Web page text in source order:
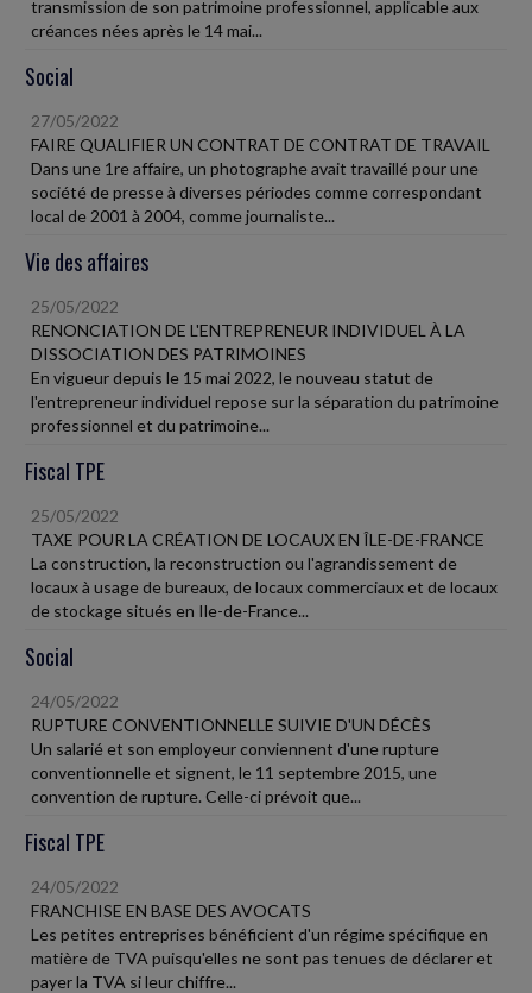
transmission de son patrimoine professionnel, applicable aux
créances nées après le 14 mai...
Social
27/05/2022
FAIRE QUALIFIER UN CONTRAT DE CONTRAT DE TRAVAIL
Dans une 1re affaire, un photographe avait travaillé pour une
société de presse à diverses périodes comme correspondant
local de 2001 à 2004, comme journaliste...
Vie des affaires
25/05/2022
RENONCIATION DE L'ENTREPRENEUR INDIVIDUEL À LA
DISSOCIATION DES PATRIMOINES
En vigueur depuis le 15 mai 2022, le nouveau statut de
l'entrepreneur individuel repose sur la séparation du patrimoine
professionnel et du patrimoine...
Fiscal TPE
25/05/2022
TAXE POUR LA CRÉATION DE LOCAUX EN ÎLE-DE-FRANCE
La construction, la reconstruction ou l'agrandissement de
locaux à usage de bureaux, de locaux commerciaux et de locaux
de stockage situés en Ile-de-France...
Social
24/05/2022
RUPTURE CONVENTIONNELLE SUIVIE D'UN DÉCÈS
Un salarié et son employeur conviennent d'une rupture
conventionnelle et signent, le 11 septembre 2015, une
convention de rupture. Celle-ci prévoit que...
Fiscal TPE
24/05/2022
FRANCHISE EN BASE DES AVOCATS
Les petites entreprises bénéficient d'un régime spécifique en
matière de TVA puisqu'elles ne sont pas tenues de déclarer et
payer la TVA si leur chiffre...